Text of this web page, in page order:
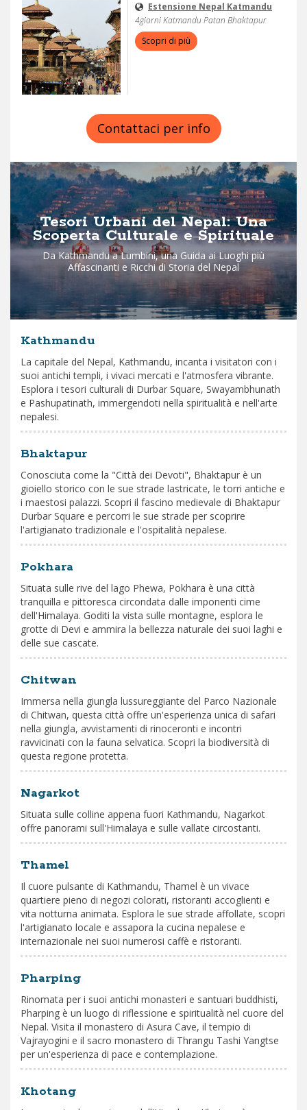
Estensione Nepal Katmandu
4giorni Katmandu Patan Bhaktapur
Scopri di più
Contattaci per info
Tesori Urbani del Nepal: Una
Scoperta Culturale e Spirituale
Da Kathmandu a Lumbini, una Guida ai Luoghi più
Affascinanti e Ricchi di Storia del Nepal
Kathmandu
La capitale del Nepal, Kathmandu, incanta i visitatori con i
suoi antichi templi, i vivaci mercati e l'atmosfera vibrante.
Esplora i tesori culturali di Durbar Square, Swayambhunath
e Pashupatinath, immergendoti nella spiritualità e nell'arte
nepalesi.
Bhaktapur
Conosciuta come la "Città dei Devoti", Bhaktapur è un
gioiello storico con le sue strade lastricate, le torri antiche e
i maestosi palazzi. Scopri il fascino medievale di Bhaktapur
Durbar Square e percorri le sue strade per scoprire
l'artigianato tradizionale e l'ospitalità nepalese.
Pokhara
Situata sulle rive del lago Phewa, Pokhara è una città
tranquilla e pittoresca circondata dalle imponenti cime
dell'Himalaya. Goditi la vista sulle montagne, esplora le
grotte di Devi e ammira la bellezza naturale dei suoi laghi e
delle sue cascate.
Chitwan
Immersa nella giungla lussureggiante del Parco Nazionale
di Chitwan, questa città offre un'esperienza unica di safari
nella giungla, avvistamenti di rinoceronti e incontri
ravvicinati con la fauna selvatica. Scopri la biodiversità di
questa regione protetta.
Nagarkot
Situata sulle colline appena fuori Kathmandu, Nagarkot
offre panorami sull'Himalaya e sulle vallate circostanti.
Thamel
Il cuore pulsante di Kathmandu, Thamel è un vivace
quartiere pieno di negozi colorati, ristoranti accoglienti e
vita notturna animata. Esplora le sue strade affollate, scopri
l'artigianato locale e assapora la cucina nepalese e
internazionale nei suoi numerosi caffè e ristoranti.
Pharping
Rinomata per i suoi antichi monasteri e santuari buddhisti,
Pharping è un luogo di riflessione e spiritualità nel cuore del
Nepal. Visita il monastero di Asura Cave, il tempio di
Vajrayogini e il sacro monastero di Thrangu Tashi Yangtse
per un'esperienza di pace e contemplazione.
Khotang